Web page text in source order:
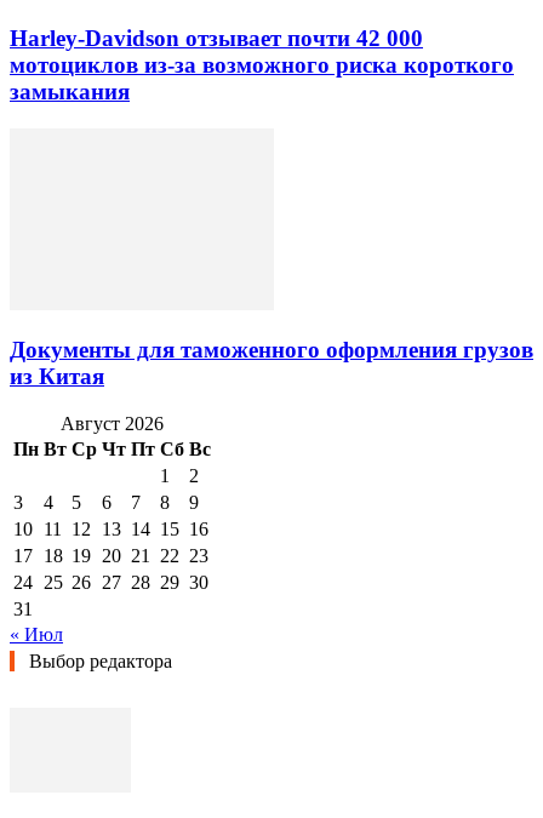
Harley-Davidson отзывает почти 42 000
мотоциклов из-за возможного риска короткого
замыкания
Документы для таможенного оформления грузов
из Китая
Август 2026
Пн Вт Ср Чт Пт Сб Вс
1
2
3
4 5 6 7 8
9
10 11 12 13 14 15 16
17 18 19 20 21 22 23
24 25 26 27 28 29 30
31
« Июл
Выбор редактора